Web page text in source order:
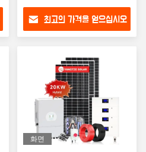
최고의 가격을 얻으십시오
화면